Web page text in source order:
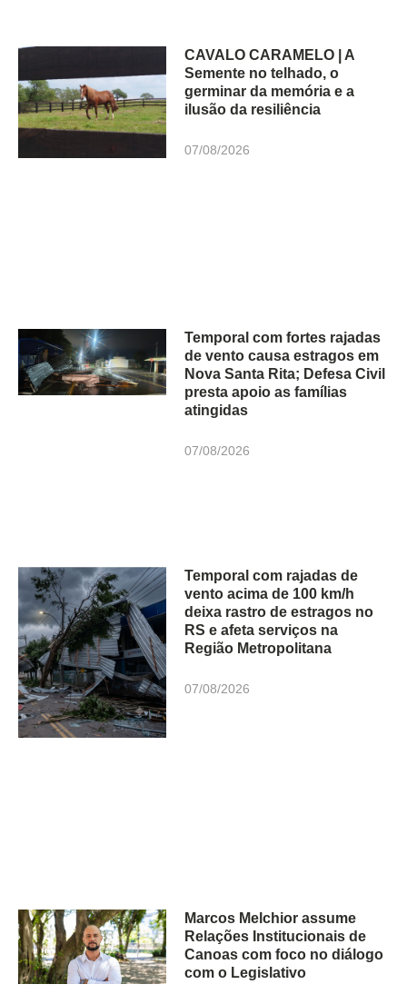
CAVALO CARAMELO | A
Semente no telhado, o
germinar da memória e a
ilusão da resiliência
07/08/2026
Temporal com fortes rajadas
de vento causa estragos em
Nova Santa Rita; Defesa Civil
presta apoio as famílias
atingidas
07/08/2026
Temporal com rajadas de
vento acima de 100 km/h
deixa rastro de estragos no
RS e afeta serviços na
Região Metropolitana
07/08/2026
Marcos Melchior assume
Relações Institucionais de
Canoas com foco no diálogo
com o Legislativo